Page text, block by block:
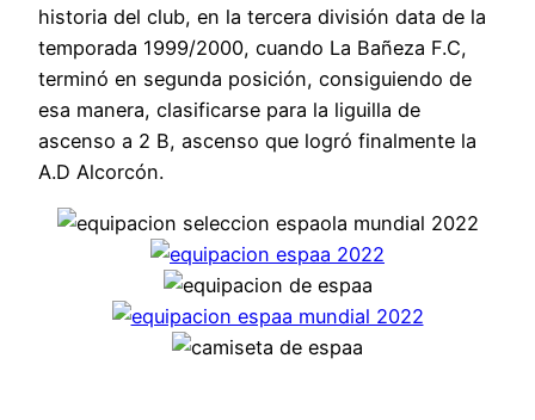
historia del club, en la tercera división data de la
temporada 1999/2000, cuando La Bañeza F.C,
terminó en segunda posición, consiguiendo de
esa manera, clasificarse para la liguilla de
ascenso a 2 B, ascenso que logró finalmente la
A.D Alcorcón.